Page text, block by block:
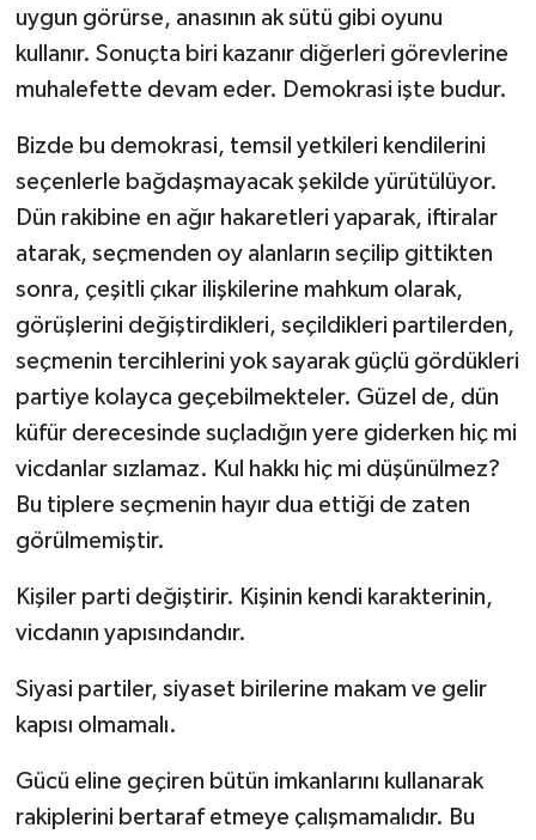
uygun görürse, anasının ak sütü gibi oyunu
kullanır. Sonuçta biri kazanır diğerleri görevlerine
muhalefette devam eder. Demokrasi işte budur.
Bizde bu demokrasi, temsil yetkileri kendilerini
seçenlerle bağdaşmayacak şekilde yürütülüyor.
Dün rakibine en ağır hakaretleri yaparak, iftiralar
atarak, seçmenden oy alanların seçilip gittikten
sonra, çeşitli çıkar ilişkilerine mahkum olarak,
görüşlerini değiştirdikleri, seçildikleri partilerden,
seçmenin tercihlerini yok sayarak güçlü gördükleri
partiye kolayca geçebilmekteler. Güzel de, dün
küfür derecesinde suçladığın yere giderken hiç mi
vicdanlar sızlamaz. Kul hakkı hiç mi düşünülmez?
Bu tiplere seçmenin hayır dua ettiği de zaten
görülmemiştir.
Kişiler parti değiştirir. Kişinin kendi karakterinin,
vicdanın yapısındandır.
Siyasi partiler, siyaset birilerine makam ve gelir
kapısı olmamalı.
Gücü eline geçiren bütün imkanlarını kullanarak
rakiplerini bertaraf etmeye çalışmamalıdır. Bu